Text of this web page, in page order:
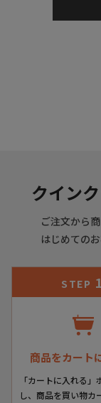
アッパー素材 :
ソール素材 : ダ
お使いのパソコ
写真と実際の商
入荷の際すでに
十分にご注意く
のシワ、色むら
ではございませ
▼実店舗との同
クイン
ご注文から
はじめての
STEP 1
商品をカート
「カートに入れる」
し、商品を買い物カ